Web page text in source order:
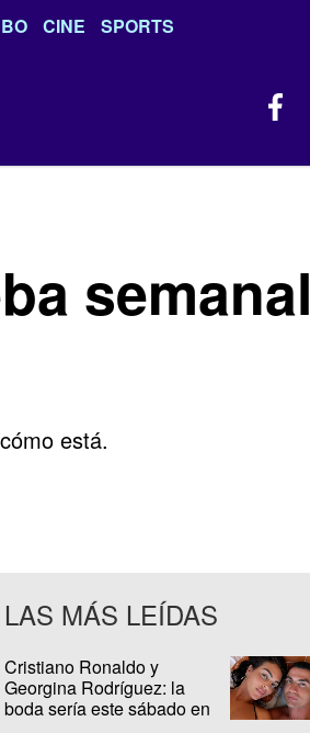
CINE SPORTS
semanal
está.
LAS MÁS LEÍDAS
Cristiano Ronaldo y
Georgina Rodríguez: la
boda sería este sábado en